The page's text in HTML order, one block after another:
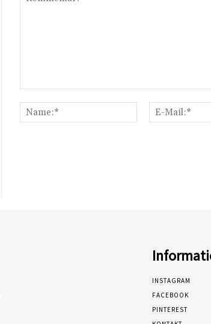
Name:*
INSTAGRAM
FACEBOOK
PINTEREST